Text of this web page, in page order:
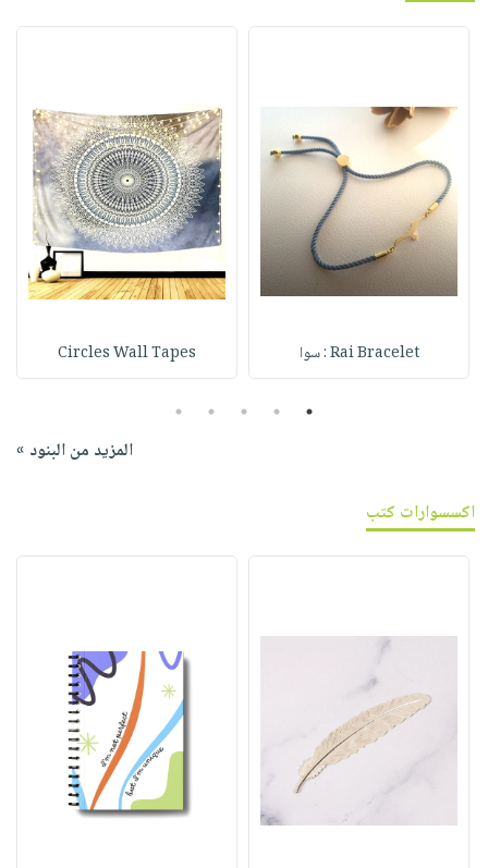
Rai Bracelet : سوا Circles Wall Tapes
1
2
3
4
5
المزيد من البنود »
اكسسوارات كتب